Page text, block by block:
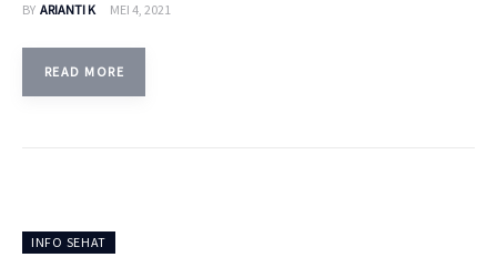
Berita
Layanan
BY ARIANTI K MEI 4, 2021
READ MORE
INFO SEHAT